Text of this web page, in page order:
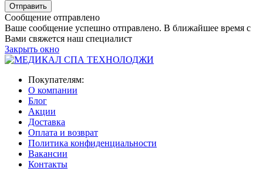
Сообщение отправлено
Ваше сообщение успешно отправлено. В ближайшее время с
Вами свяжется наш специалист
Закрыть окно
Покупателям:
О компании
Блог
Акции
Доставка
Оплата и возврат
Политика конфиденциальности
Вакансии
Контакты